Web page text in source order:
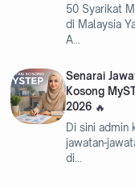
50 Syarikat
di Malaysia
A…
Senarai
Kosong
2026
Di sini admin
jawatan-
di…